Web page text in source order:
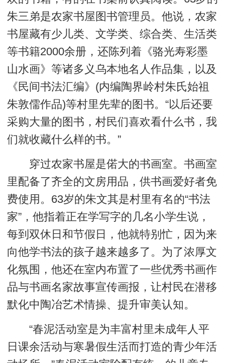
朱三弟是农家书屋图书管理员。他说，农家
书屋藏有少儿类、文学类、综合类、生活类
等书籍2000余册，还陈列着《骆光寿彩墨
山水画》等诸多义乌本地名人作品集，以及
《民间书法汇编》(内编陶界岭村朱氏始祖
朱敦儒作品)等村里先辈的图书。“以后还要
采购大量的图书，村民们喜欢看什么书，我
们就收藏什么样的书。”
穿过农家书屋是偌大的书画室。书画室
里配备了齐全的文房用品，供书画爱好者免
费使用。63岁的朱文其是村里有名的“书法
家”，他指着正在学写字的几名小学生说，
每到双休日和节假日，他就特别忙，因为来
向他学书法的孩子越来越多了。为了浓厚文
化氛围，他还在室内布置了一些优秀书画作
品与书画名家故事宣传画报，让村民在潜移
默化中陶冶艺术情操、提升审美认知。
“春泥活动室是为丰富村里未成年人平
日课余活动与寒暑假生活而打造的青少年活